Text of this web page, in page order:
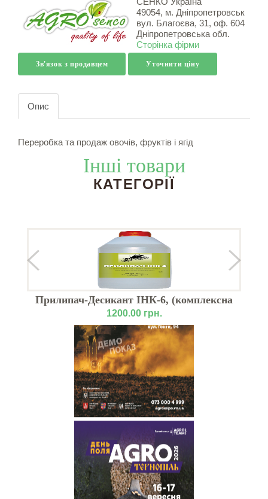
49054, м. Дніпропетровськ
вул. Благоєва, 31, оф. 604
Дніпропетровська обл.
Сторінка фірми
Зв'язок з продавцем Уточнити ціну
Опис
Переробка та продаж овочів, фруктів і ягід
Інші товари
КАТЕГОРІЇ
Прилипач-Десикант ІНК-6, (комплексна
дія) витрата 60 грн / 1 кг на 1 га
1200.00 грн.